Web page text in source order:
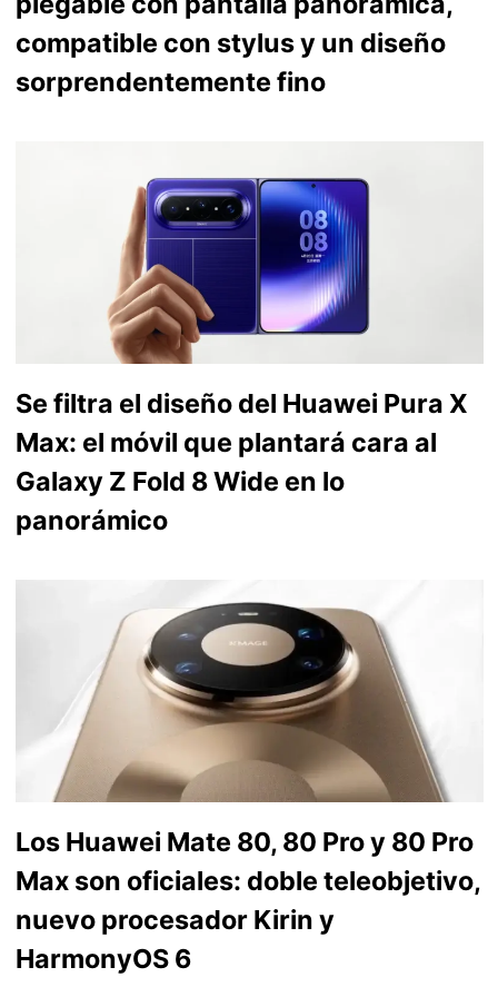
compatible con stylus y un diseño
sorprendentemente fino
Se filtra el diseño del Huawei Pura X
Max: el móvil que plantará cara al
Galaxy Z Fold 8 Wide en lo
panorámico
Los Huawei Mate 80, 80 Pro y 80 Pro
Max son oficiales: doble teleobjetivo,
nuevo procesador Kirin y
HarmonyOS 6